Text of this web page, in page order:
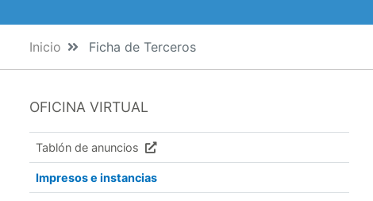
Inicio Ficha de Terceros
OFICINA VIRTUAL
Tablón de anuncios
Impresos e instancias